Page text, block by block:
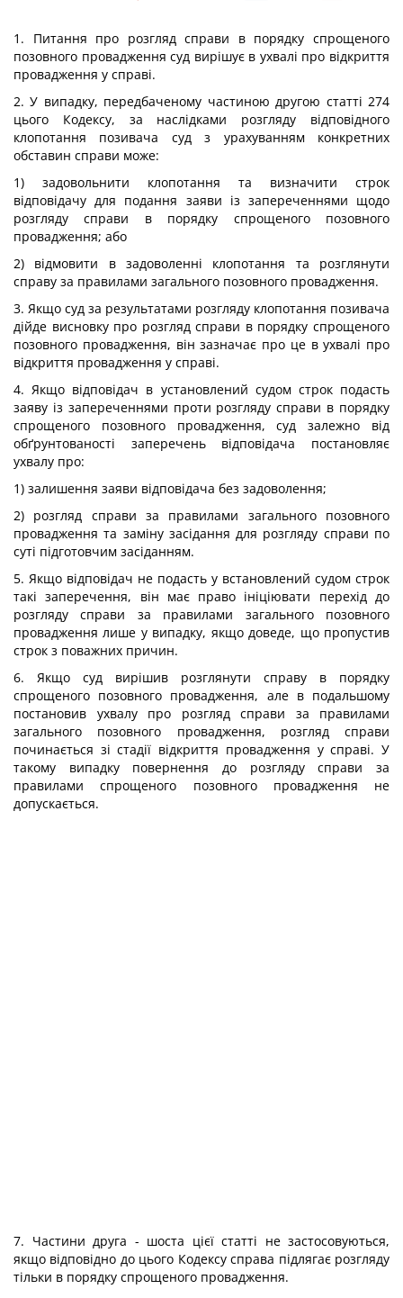
1. Питання про розгляд справи в порядку спрощеного
позовного провадження суд вирішує в ухвалі про відкриття
провадження у справі.
2. У випадку, передбаченому частиною другою статті 274
цього Кодексу, за наслідками розгляду відповідного
клопотання позивача суд з урахуванням конкретних
обставин справи може:
1) задовольнити клопотання та визначити строк
відповідачу для подання заяви із запереченнями щодо
розгляду справи в порядку спрощеного позовного
провадження; або
2) відмовити в задоволенні клопотання та розглянути
справу за правилами загального позовного провадження.
3. Якщо суд за результатами розгляду клопотання позивача
дійде висновку про розгляд справи в порядку спрощеного
позовного провадження, він зазначає про це в ухвалі про
відкриття провадження у справі.
4. Якщо відповідач в установлений судом строк подасть
заяву із запереченнями проти розгляду справи в порядку
спрощеного позовного провадження, суд залежно від
обґрунтованості заперечень відповідача постановляє
ухвалу про:
1) залишення заяви відповідача без задоволення;
2) розгляд справи за правилами загального позовного
провадження та заміну засідання для розгляду справи по
суті підготовчим засіданням.
5. Якщо відповідач не подасть у встановлений судом строк
такі заперечення, він має право ініціювати перехід до
розгляду справи за правилами загального позовного
провадження лише у випадку, якщо доведе, що пропустив
строк з поважних причин.
6. Якщо суд вирішив розглянути справу в порядку
спрощеного позовного провадження, але в подальшому
постановив ухвалу про розгляд справи за правилами
загального позовного провадження, розгляд справи
починається зі стадії відкриття провадження у справі. У
такому випадку повернення до розгляду справи за
правилами спрощеного позовного провадження не
допускається.
7. Частини друга - шоста цієї статті не застосовуються,
якщо відповідно до цього Кодексу справа підлягає розгляду
тільки в порядку спрощеного провадження.